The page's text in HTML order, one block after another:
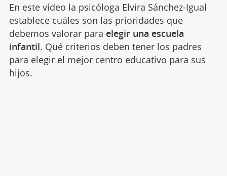
En este vídeo la psicóloga Elvira Sánchez-Igual
establece cuáles son las prioridades que
debemos valorar para elegir una escuela
infantil. Qué criterios deben tener los padres
para elegir el mejor centro educativo para sus
hijos.